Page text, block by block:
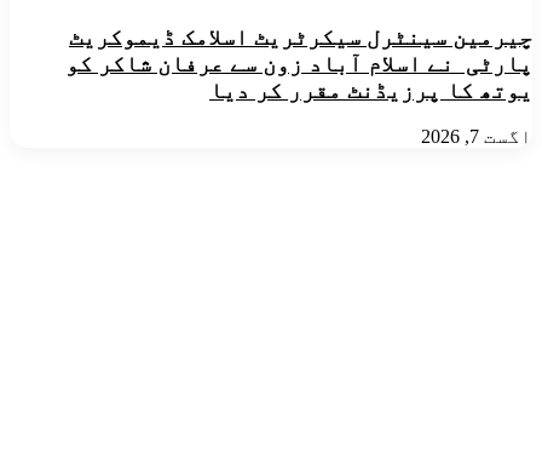
چیرمین سینٹرل سیکرٹریٹ اسلامک ڈیموکریٹ
پارٹی نے اسلام آباد زون سے عرفان شاکر کو
یوتھ کا پرزیڈنٹ مقرر کر دیا
اگست 7, 2026